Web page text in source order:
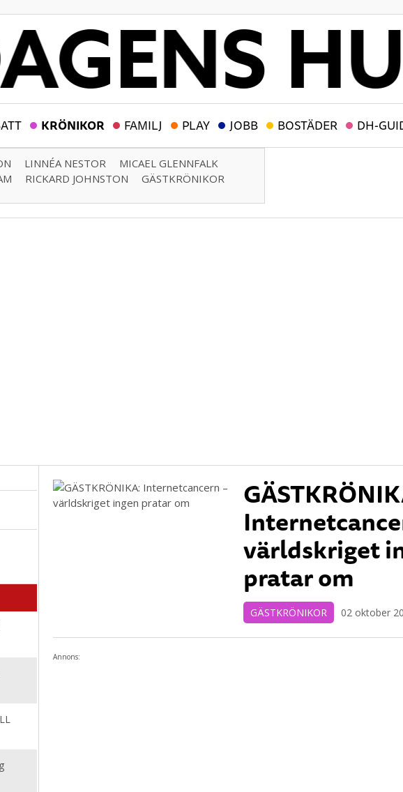
KRÖNIKOR FAMILJ PLAY JOBB BOSTÄDER DH-
LINNÉA NESTOR
MICAEL GLENNFALK
RICKARD JOHNSTON GÄSTKRÖNIKOR
världskriget
pratar om
GÄSTKRÖNIKOR 02 oktober
Annons: